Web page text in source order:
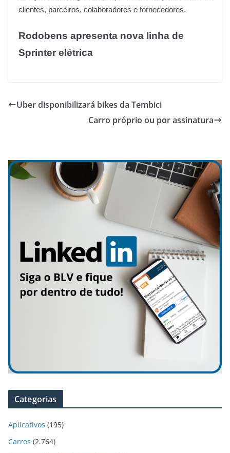
clientes, parceiros, colaboradores e fornecedores.
Rodobens apresenta nova linha de
Sprinter elétrica
Uber disponibilizará bikes da Tembici
Carro próprio ou por assinatura
Categorias
Aplicativos (195)
Carros (2.764)